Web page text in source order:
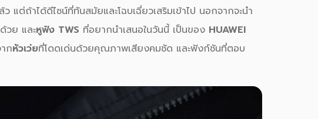
ว แต่ถ้าได้ดีไซน์ที่ทันสมัยและโฉบเฉี่ยวเสริมเข้าไป นอกจากจะนำ
วย และหูฟัง TWS ที่อยากนำเสนอในวันนี้ เป็นของ HUAWEI
กหัวเว่ยที่โดดเด่นด้วยคุณภาพเสียงคมชัด และฟังก์ชันที่ตอบ